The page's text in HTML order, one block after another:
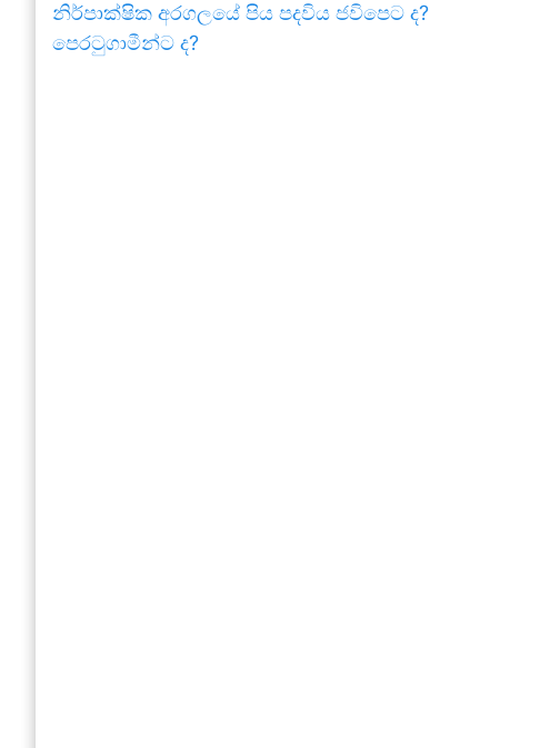
නිර්පාක්ෂික අරගලයේ පිය පදවිය ජවිපෙට ද?
පෙරටුගාමීන්ට ද?